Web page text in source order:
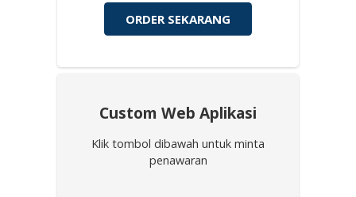
ORDER SEKARANG
Custom Web Aplikasi
Klik tombol dibawah untuk minta
penawaran